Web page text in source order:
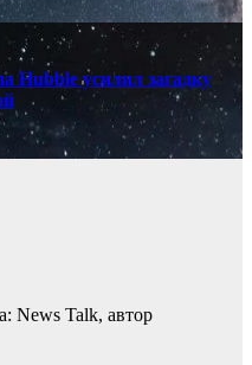
Hubble усилил загадку
News Talk, автор